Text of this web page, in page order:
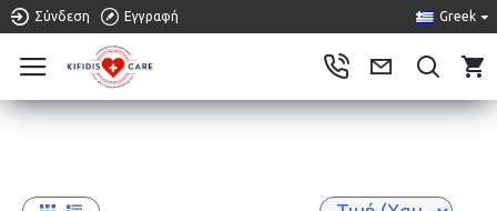
Σύνδεση Εγγραφή Greek
3A